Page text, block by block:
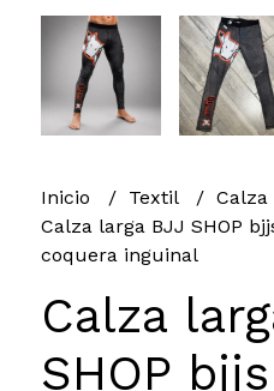
Inicio Textil
Calza
Calza larga BJJ SHOP
coquera inguinal
Calza
SHOP